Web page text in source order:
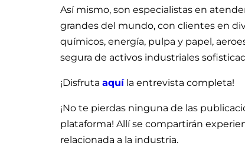
Así mismo, son especialistas en
grandes del mundo, con clientes en
químicos, energía, pulpa y papel,
segura de activos industriales
¡Disfruta aquíla entrevista completa!
¡No te pierdas ninguna de las
plataforma! Allí se compartirán
relacionada a la industria.